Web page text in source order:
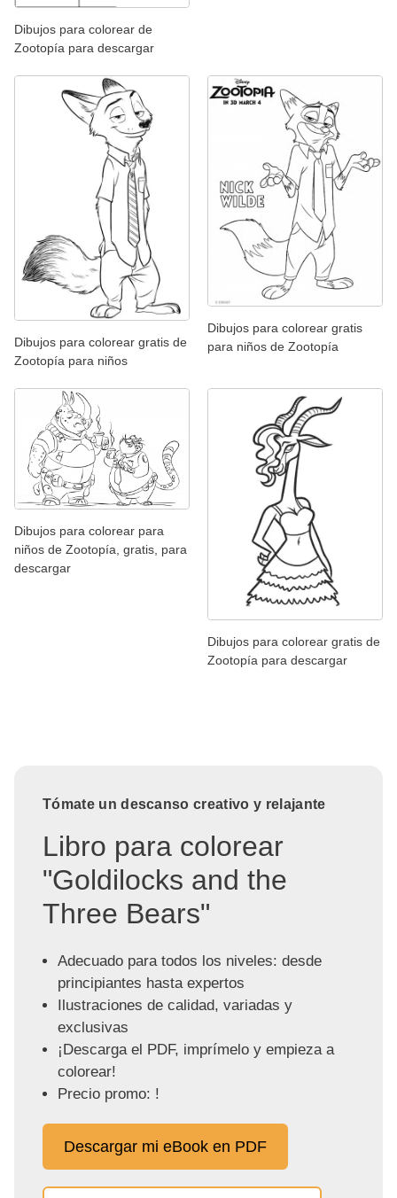
Dibujos para colorear de
Zootopía para descargar
Dibujos para colorear gratis de
Zootopía para niños
Dibujos para colorear gratis
para niños de Zootopía
Dibujos para colorear para
niños de Zootopía, gratis, para
descargar
Dibujos para colorear gratis de
Zootopía para descargar
Tómate un descanso creativo y relajante
Libro para colorear
"Goldilocks and the
Three Bears"
Adecuado para todos los niveles: desde
principiantes hasta expertos
Ilustraciones de calidad, variadas y
exclusivas
¡Descarga el PDF, imprímelo y empieza a
colorear!
Precio promo: !
Descargar mi eBook en PDF